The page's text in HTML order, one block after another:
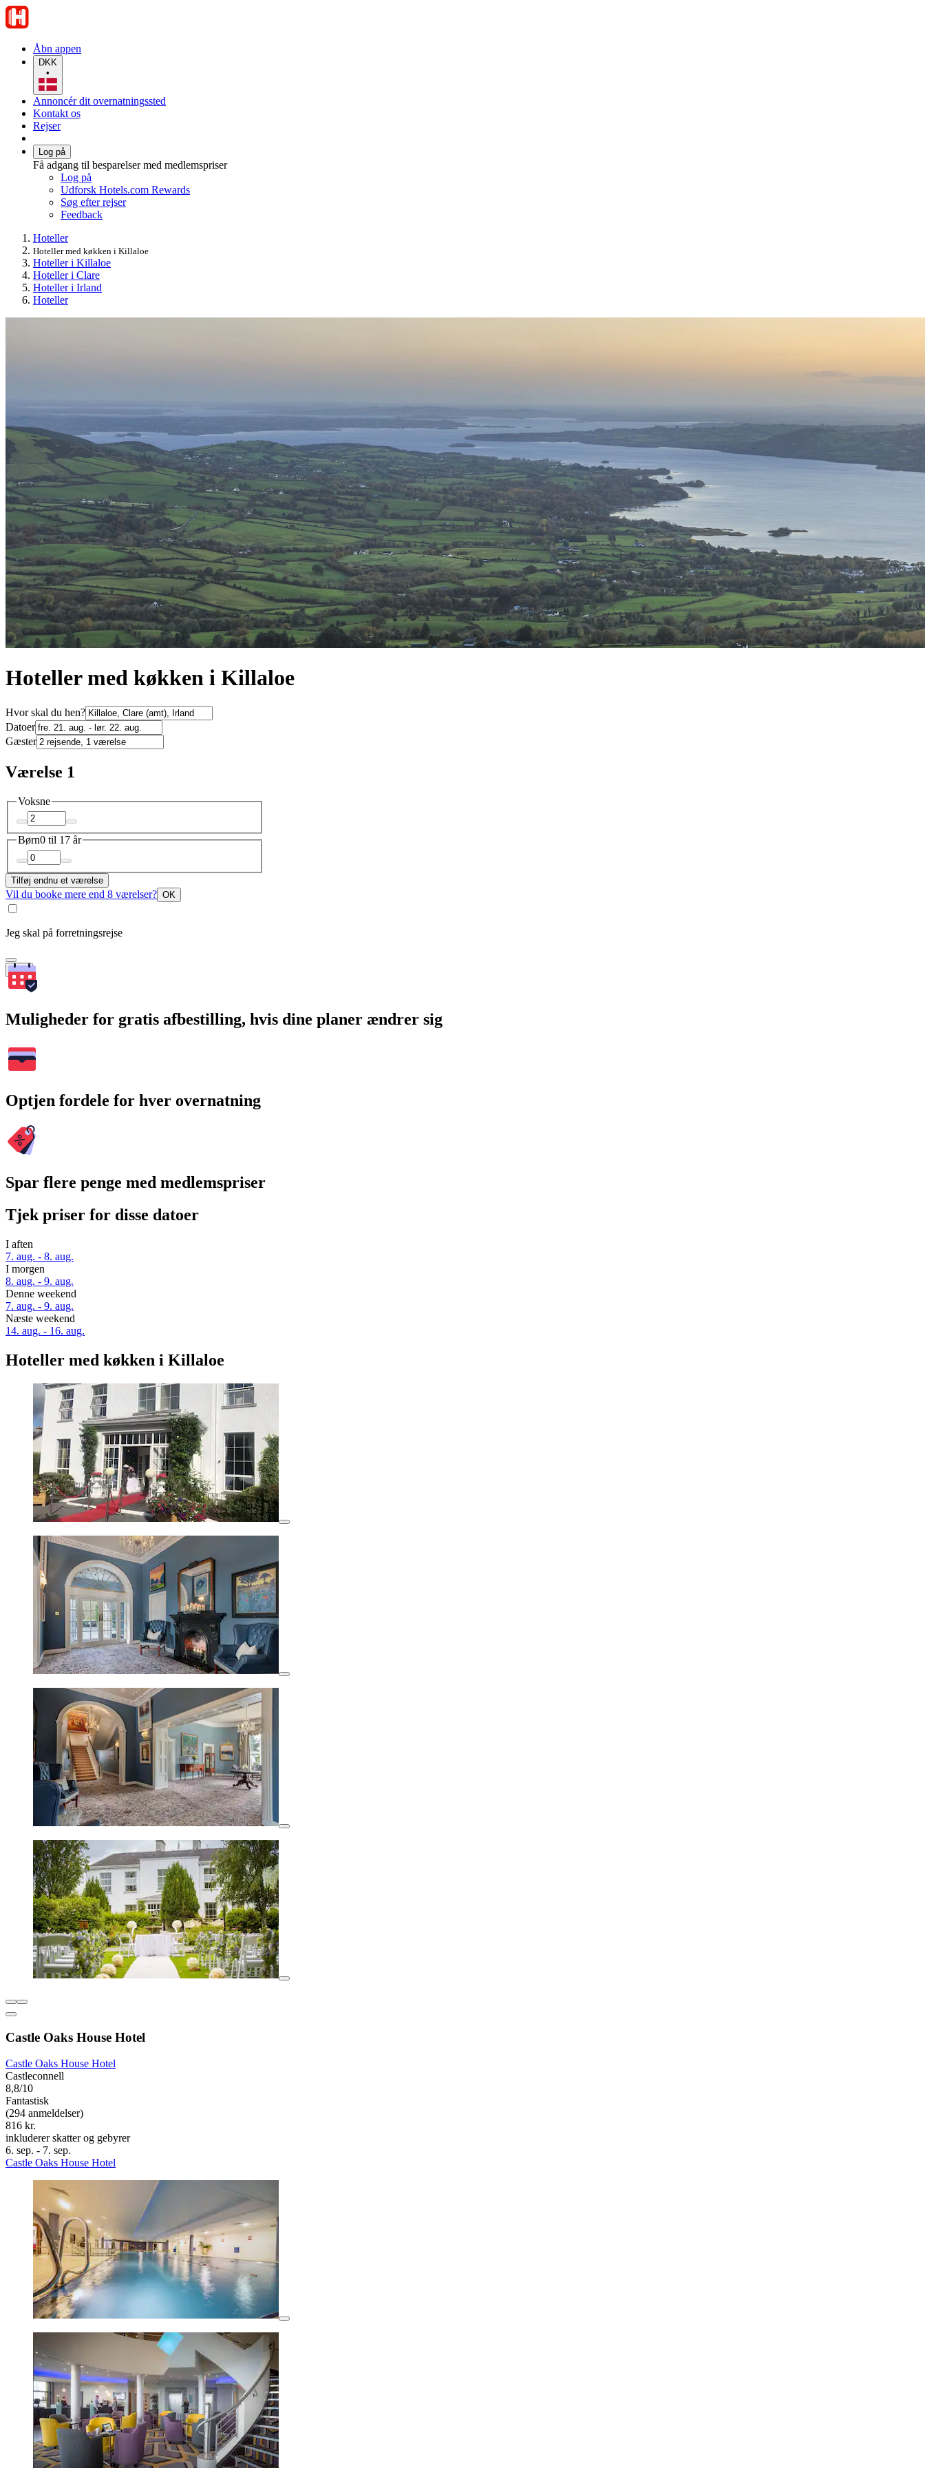
Åbn appen
DKK
•
Annoncér dit overnatningssted
Kontakt os
Rejser
Log på
Få adgang til besparelser med medlemspriser
Log på
Udforsk Hotels.com Rewards
Søg efter rejser
Feedback
Hoteller
Hoteller med køkken i Killaloe
Hoteller i Killaloe
Hoteller i Clare
Hoteller i Irland
Hoteller
Hoteller med køkken i Killaloe
Hvor skal du hen?
Datoer
Gæster
Værelse 1
Voksne
Børn0 til 17 år
Tilføj endnu et værelse
Vil du booke mere end 8 værelser? OK
Jeg skal på forretningsrejse
Søg
Muligheder for gratis afbestilling, hvis dine planer ændrer sig
Optjen fordele for hver overnatning
Spar flere penge med medlemspriser
Tjek priser for disse datoer
I aften
7. aug. - 8. aug.
I morgen
8. aug. - 9. aug.
Denne weekend
7. aug. - 9. aug.
Næste weekend
14. aug. - 16. aug.
Hoteller med køkken i Killaloe
Castle Oaks House Hotel
Castle Oaks House Hotel
Castleconnell
8,8/10
Fantastisk
(294 anmeldelser)
816 kr.
inkluderer skatter og gebyrer
6. sep. - 7. sep.
Castle Oaks House Hotel